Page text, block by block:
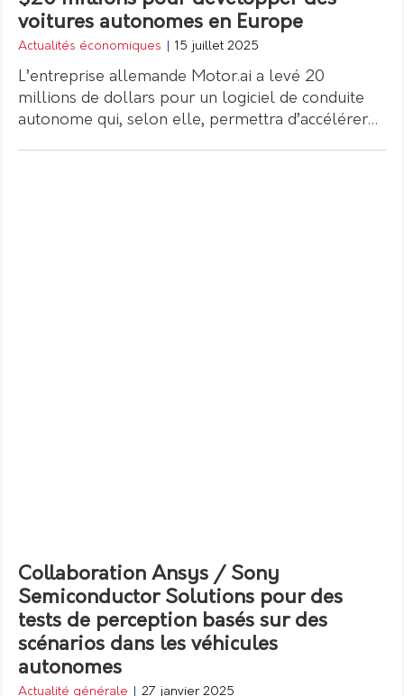
voitures autonomes en Europe
Actualités économiques 15 juillet 2025
L’entreprise allemande Motor.ai a levé 20
millions de dollars pour un logiciel de conduite
autonome qui, selon elle, permettra d’accélérer…
Collaboration Ansys / Sony
Semiconductor Solutions pour des
tests de perception basés sur des
scénarios dans les véhicules
autonomes
Actualité générale 27 janvier 2025